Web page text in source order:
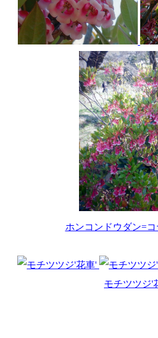
ホンコンドウダン=
モチツツジ'